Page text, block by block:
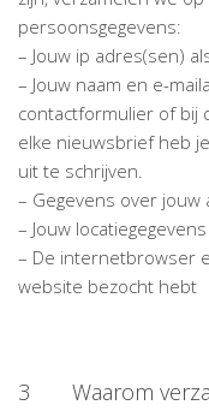
persoonsgegevens:
– Jouw ip adres(sen)
– Jouw naam en e-
contactformulier of bij
elke nieuwsbrief heb
uit te schrijven.
– Gegevens over
– Jouw locatiegegevens
– De internetbrowser
website bezocht hebt
3 Waarom